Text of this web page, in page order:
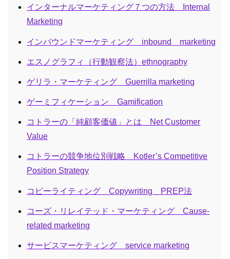
インターナルマーケティング７つの方法 Internal
Marketing
インバウンドマーケティング inbound marketing
エスノグラフィ（行動観察法）ethnography
ゲリラ・マーケティング Guerrilla marketing
ゲーミフィケーション Gamification
コトラーの「純顧客価値」とは Net Customer
Value
コトラーの競争地位別戦略 Kotler’s Competitive
Position Strategy
コピーライティング Copywriting PREP法
コーズ・リレイテッド・マーケティング Cause-
related marketing
サービスマーケティング service marketing